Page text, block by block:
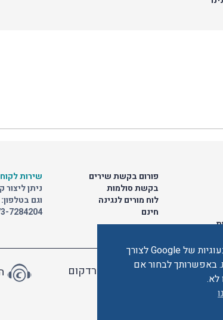
שירות
ניתן ליצור
וגם בטלפון:
7284204
פורום בקשת שירים
בקשת סולמות
לוח מורים לנגינה
חינם
האתר מאובטח ע"י קארדקום
האתר שלנו משתמש בעוגיות של Google לצורך
באפשרותך לבחור אם
לא.